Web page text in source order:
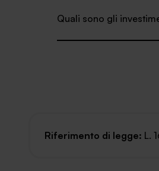
Quali sono gli
Riferimento di legge: L.